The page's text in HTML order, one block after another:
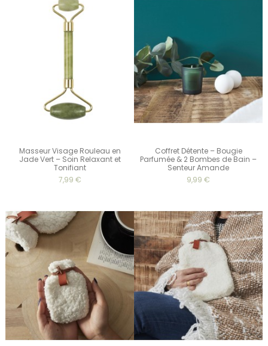
Masseur Visage Rouleau en
Jade Vert – Soin Relaxant et
Tonifiant
7,99 €
Coffret Détente – Bougie
Parfumée & 2 Bombes de Bain –
Senteur Amande
9,99 €